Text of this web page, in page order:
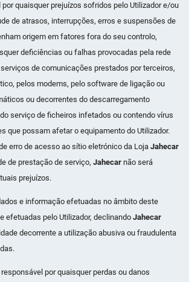
quaisquer prejuízos sofridos pelo Utilizador e/ou
de atrasos, interrupções, erros e suspensões de
origem em fatores fora do seu controlo,
deficiências ou falhas provocadas pela rede
de comunicações prestados por terceiros,
pelos modems, pelo software de ligação ou
ou decorrentes do descarregamento
serviço de ficheiros infetados ou contendo vírus
que possam afetar o equipamento do Utilizador.
erro de acesso ao sítio eletrónico da Loja Jahecar
de prestação de serviço, Jahecarnão será
prejuízos.
e informação efetuadas no âmbito deste
efetuadas pelo Utilizador, declinando Jahecar
decorrente a utilização abusiva ou fraudulenta
por quaisquer perdas ou danos